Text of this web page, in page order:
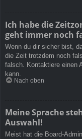
Ich habe die
geht immer noch
Wenn du dir sicher bist,
die Zeit trotzdem noch
falsch. Kontaktiere einen
kann.
Nach oben
Meine Sprache
Auswahl!
Meist hat die Board-